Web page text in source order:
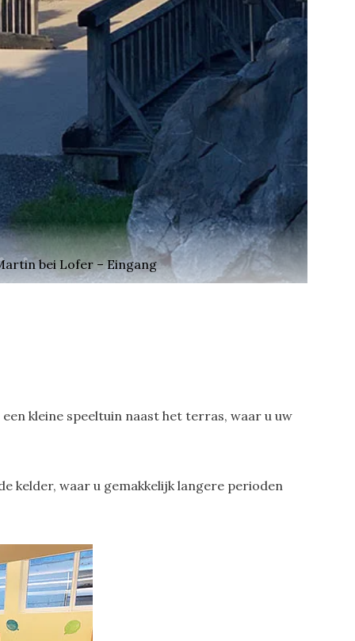
bei Lofer – Eingang
kleine speeltuin naast het terras, waar u uw
kelder, waar u gemakkelijk langere perioden